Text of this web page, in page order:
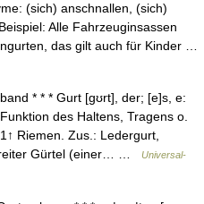
(sich) anschnallen, (sich)
Alle Fahrzeuginsassen
das gilt auch für Kinder …
* * * Gurt [gʊrt], der; [e]s, e:
des Haltens, Tragens o.
Riemen. Zus.: Ledergurt,
Gürtel (einer… …
Universal-